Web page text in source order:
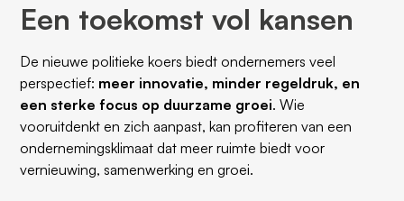
Een toekomst vol kansen
De nieuwe politieke koers biedt ondernemers veel
perspectief: meer innovatie, minder regeldruk, en
een sterke focus op duurzame groei. Wie
vooruitdenkt en zich aanpast, kan profiteren van een
ondernemingsklimaat dat meer ruimte biedt voor
vernieuwing, samenwerking en groei.